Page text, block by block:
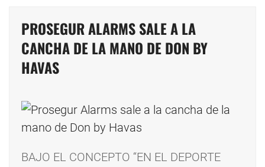
PROSEGUR ALARMS SALE A LA
CANCHA DE LA MANO DE DON BY
HAVAS
BAJO EL CONCEPTO “EN EL DEPORTE